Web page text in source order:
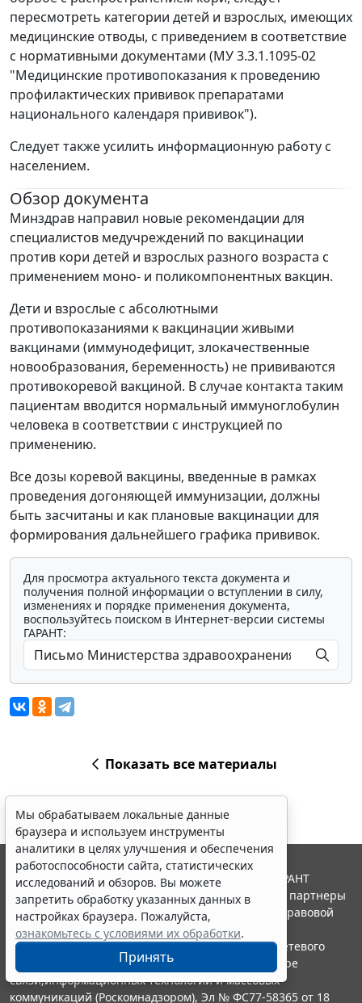
пересмотреть категории детей и взрослых, имеющих
медицинские отводы, с приведением в соответствие
с нормативными документами (МУ 3.3.1.1095-02
"Медицинские противопоказания к проведению
профилактических прививок препаратами
национального календаря прививок").
Следует также усилить информационную работу с
населением.
Обзор документа
Минздрав направил новые рекомендации для
специалистов медучреждений по вакцинации
против кори детей и взрослых разного возраста с
применением моно- и поликомпонентных вакцин.
Дети и взрослые с абсолютными
противопоказаниями к вакцинации живыми
вакцинами (иммунодефицит, злокачественные
новообразования, беременность) не прививаются
противокоревой вакциной. В случае контакта таким
пациентам вводится нормальный иммуноглобулин
человека в соответствии с инструкцией по
применению.
Все дозы коревой вакцины, введенные в рамках
проведения догоняющей иммунизации, должны
быть засчитаны и как плановые вакцинации для
формирования дальнейшего графика прививок.
Для просмотра актуального текста документа и
получения полной информации о вступлении в силу,
изменениях и порядке применения документа,
воспользуйтесь поиском в Интернет-версии системы
ГАРАНТ:
Показать все материалы
Мы обрабатываем локальные данные
браузера и используем инструменты
аналитики в целях улучшения и обеспечения
работоспособности сайта, статистических
исследований и обзоров. Вы можете
запретить обработку указанных данных в
настройках браузера. Пожалуйста,
ознакомьтесь с условиями их обработки.
Принять
© ООО "НПП "ГАРАНТ-СЕРВИС", 2026. Система ГАРАНТ
выпускается с 1990 года. Компания "Гарант" и ее партнеры
являются участниками Российской ассоциации правовой
информации ГАРАНТ.
Портал ГАРАНТ.РУ зарегистрирован в качестве сетевого
издания Федеральной службой по надзору в сфере
связи,информационных технологий и массовых
коммуникаций (Роскомнадзором), Эл № ФС77-58365 от 18